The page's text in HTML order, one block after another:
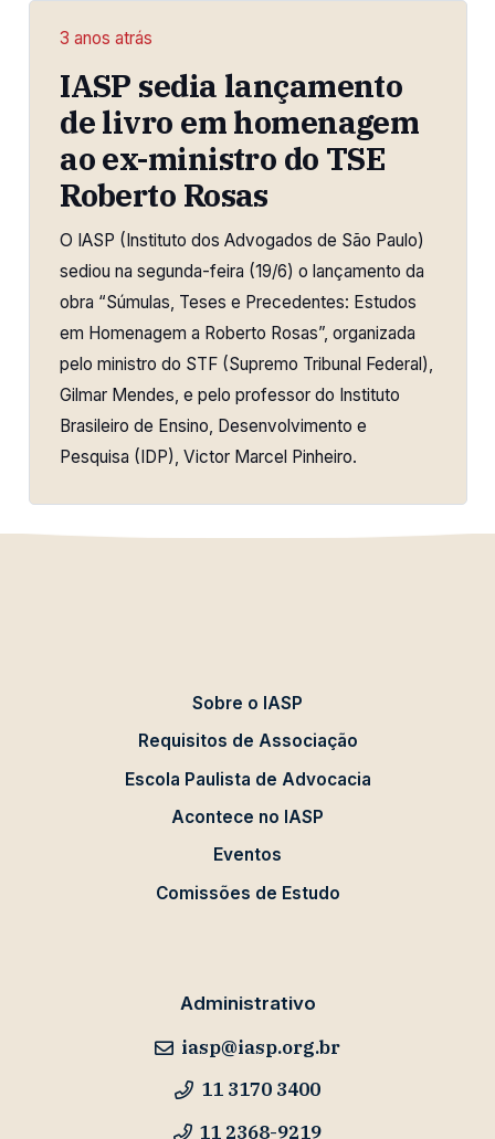
3 anos atrás
IASP sedia lançamento
de livro em homenagem
ao ex-ministro do TSE
Roberto Rosas
O IASP (Instituto dos Advogados de São Paulo)
sediou na segunda-feira (19/6) o lançamento da
obra “Súmulas, Teses e Precedentes: Estudos
em Homenagem a Roberto Rosas”, organizada
pelo ministro do STF (Supremo Tribunal Federal),
Gilmar Mendes, e pelo professor do Instituto
Brasileiro de Ensino, Desenvolvimento e
Pesquisa (IDP), Victor Marcel Pinheiro.
Sobre o IASP
Requisitos de Associação
Escola Paulista de Advocacia
Acontece no IASP
Eventos
Comissões de Estudo
Administrativo
iasp@iasp.org.br
11 3170 3400
11 2368-9219